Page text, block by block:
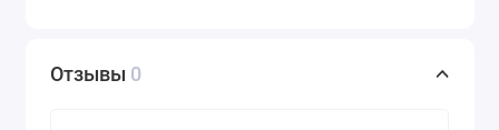
Отзывы 0